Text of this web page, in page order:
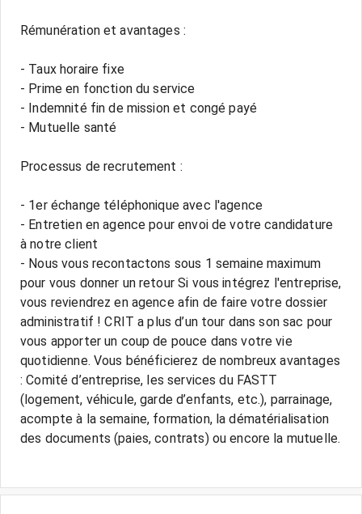
Rémunération et avantages :
- Taux horaire fixe
- Prime en fonction du service
- Indemnité fin de mission et congé payé
- Mutuelle santé
Processus de recrutement :
- 1er échange téléphonique avec l'agence
- Entretien en agence pour envoi de votre candidature
à notre client
- Nous vous recontactons sous 1 semaine maximum
pour vous donner un retour Si vous intégrez l'entreprise,
vous reviendrez en agence afin de faire votre dossier
administratif ! CRIT a plus d’un tour dans son sac pour
vous apporter un coup de pouce dans votre vie
quotidienne. Vous bénéficierez de nombreux avantages
: Comité d’entreprise, les services du FASTT
(logement, véhicule, garde d’enfants, etc.), parrainage,
acompte à la semaine, formation, la dématérialisation
des documents (paies, contrats) ou encore la mutuelle.